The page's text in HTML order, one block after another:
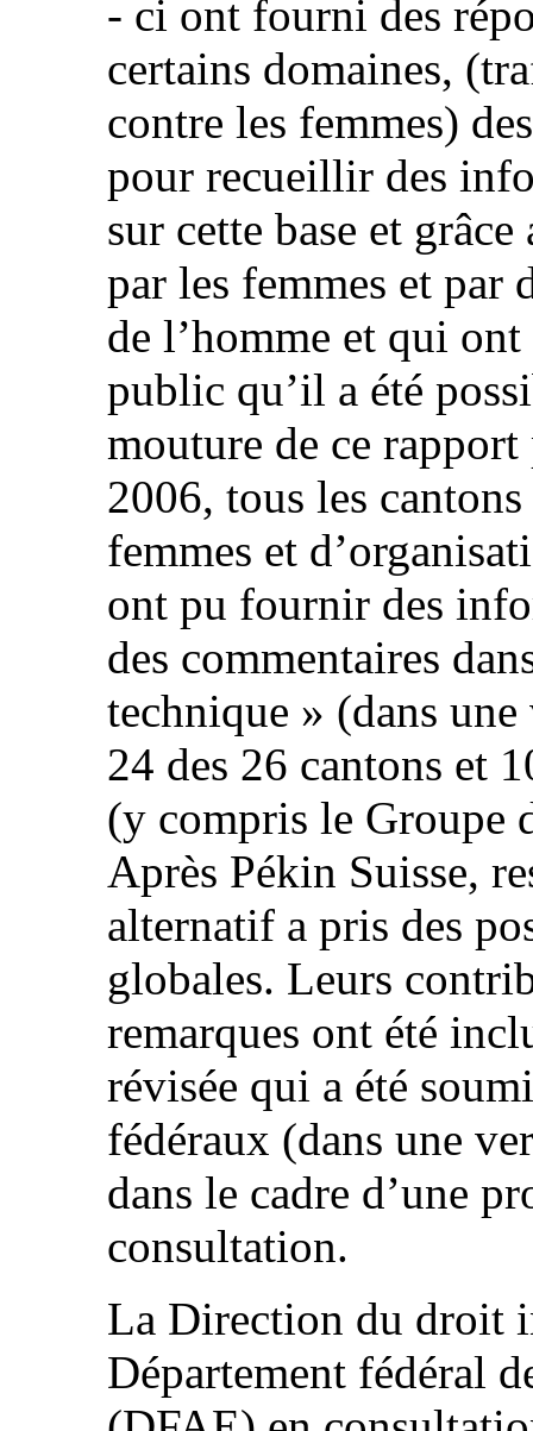
- ci ont fourni des
certains domaines,
contre les femmes)
pour recueillir des
sur cette base et
par les femmes et par
de l’homme et qui
public qu’il a été
mouture de ce
2006, tous les
femmes et
ont pu fournir des
des commentaires
technique » (dans
24 des 26 cantons et
(y compris le Groupe
Après Pékin Suisse,
alternatif a pris des
globales. Leurs
remarques ont été
révisée qui a été
fédéraux (dans une
dans le cadre d’une
consultation.
La Direction du droit
Département fédéral